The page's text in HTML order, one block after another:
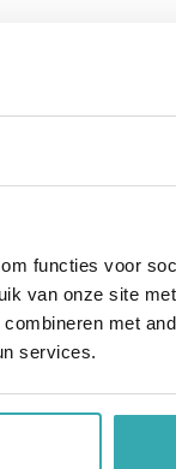
functies voor
van onze site
met
services.
tot stand zijn
producten.
in
en het